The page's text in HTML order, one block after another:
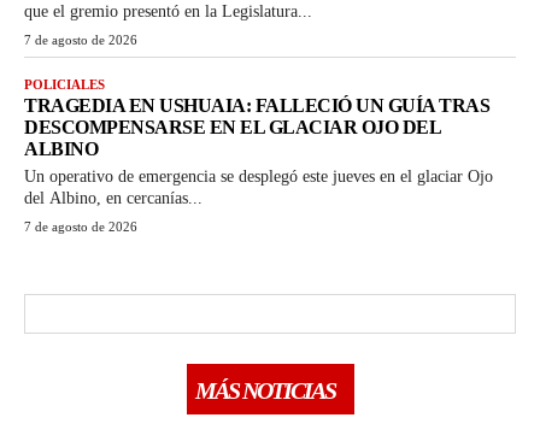
que el gremio presentó en la Legislatura...
7 de agosto de 2026
POLICIALES
TRAGEDIA EN USHUAIA: FALLECIÓ UN GUÍA TRAS
DESCOMPENSARSE EN EL GLACIAR OJO DEL
ALBINO
Un operativo de emergencia se desplegó este jueves en el glaciar Ojo
del Albino, en cercanías...
7 de agosto de 2026
MÁS NOTICIAS